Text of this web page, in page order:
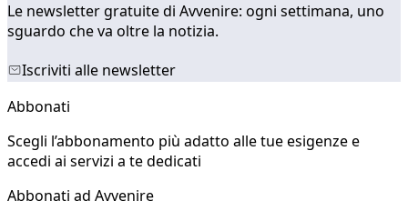
Le newsletter gratuite di Avvenire: ogni settimana, uno
sguardo che va oltre la notizia.
Iscriviti alle newsletter
Abbonati
Scegli l’abbonamento più adatto alle tue esigenze e
accedi ai servizi a te dedicati
Abbonati ad Avvenire